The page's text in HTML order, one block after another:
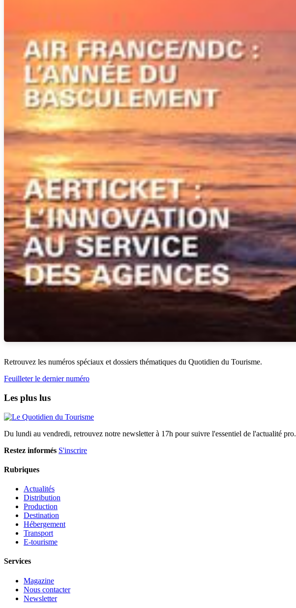
Retrouvez les numéros spéciaux et dossiers thématiques du Quotidien du Tourisme.
Feuilleter le dernier numéro
Les plus lus
Du lundi au vendredi, retrouvez notre newsletter à 17h pour suivre l'essentiel de l'actualité pro.
Restez informés S'inscrire
Rubriques
Actualités
Distribution
Production
Destination
Hébergement
Transport
E-tourisme
Services
Magazine
Nous contacter
Newsletter